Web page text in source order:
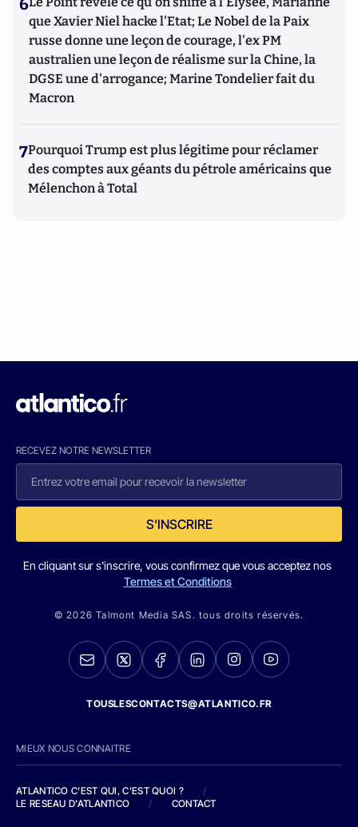
6
que Xavier Niel hacke l'Etat; Le Nobel de la Paix
russe donne une leçon de courage, l'ex PM
australien une leçon de réalisme sur la Chine, la
DGSE une d'arrogance; Marine Tondelier fait du
Macron
7Pourquoi Trump est plus légitime pour réclamer
des comptes aux géants du pétrole américains que
Mélenchon à Total
RECEVEZ NOTRE NEWSLETTER
S'INSCRIRE
En cliquant sur s'inscrire, vous confirmez que vous acceptez nos
Termes et Conditions
© 2026 Talmont Media SAS. tous droits réservés.
TOUSLESCONTACTS@ATLANTICO.FR
MIEUX NOUS CONNAITRE
ATLANTICO C'EST QUI, C'EST QUOI ?
/
LE RESEAU D'ATLANTICO
/ CONTACT